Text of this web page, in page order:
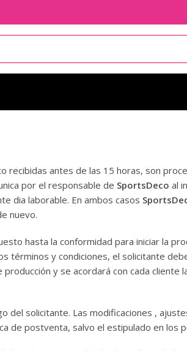
antes de las 15 horas, son
por el responsable de SportsDeco al
dia laborable. En ambos casos
nuevo.
hasta la conformidad para iniciar la
términos y condiciones, el solicitante
y se acordará con cada cliente
solicitante. Las modificaciones ,
de postventa, salvo el estipulado en los